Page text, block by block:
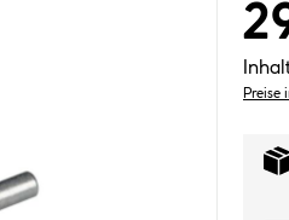
Preise